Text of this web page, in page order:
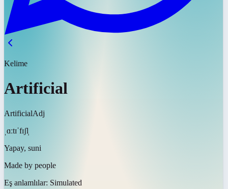
Kelime
Artificial
ArtificialAdj
ˌɑːtɪˈfɪʃl̩
Yapay, suni
Made by people
Eş anlamlılar: Simulated